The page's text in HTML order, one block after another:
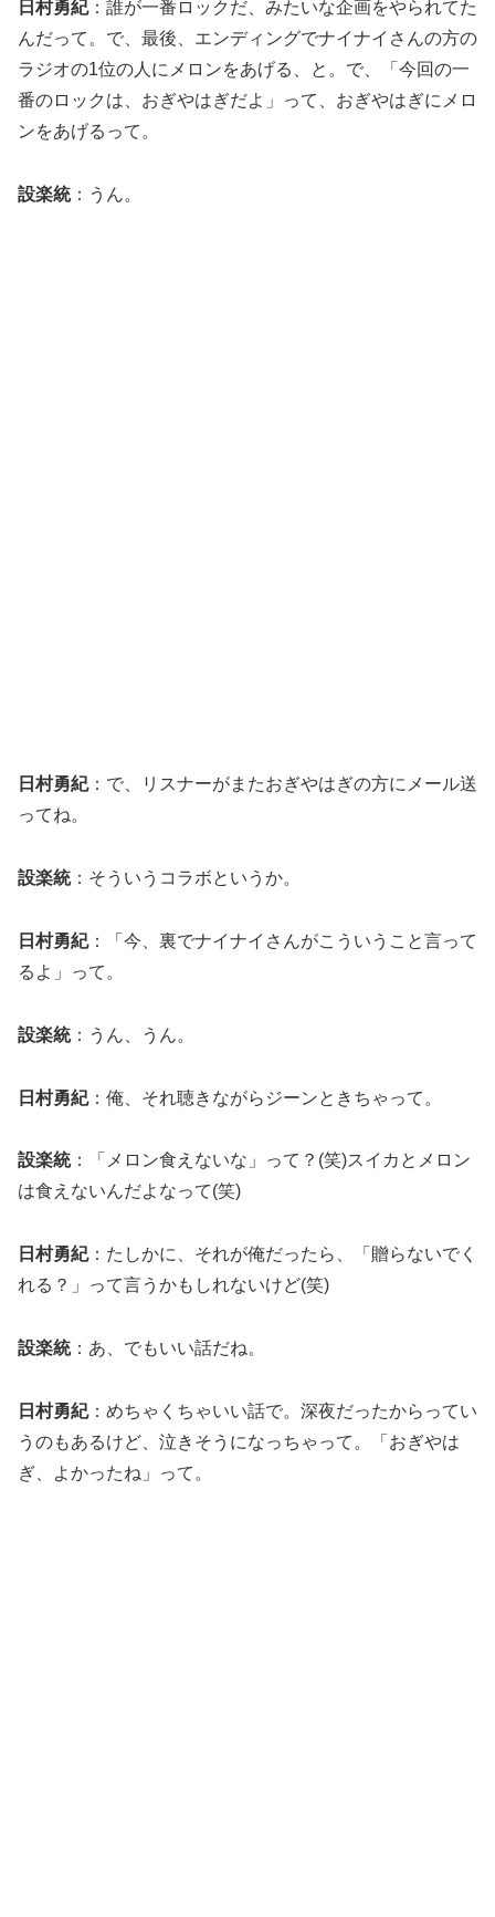
日村勇紀：誰が一番ロックだ、みたいな企画をやられてた
んだって。で、最後、エンディングでナイナイさんの方の
ラジオの1位の人にメロンをあげる、と。で、「今回の一
番のロックは、おぎやはぎだよ」って、おぎやはぎにメロ
ンをあげるって。
設楽統：うん。
日村勇紀：で、リスナーがまたおぎやはぎの方にメール送
ってね。
設楽統：そういうコラボというか。
日村勇紀：「今、裏でナイナイさんがこういうこと言って
るよ」って。
設楽統：うん、うん。
日村勇紀：俺、それ聴きながらジーンときちゃって。
設楽統：「メロン食えないな」って？(笑)スイカとメロン
は食えないんだよなって(笑)
日村勇紀：たしかに、それが俺だったら、「贈らないでく
れる？」って言うかもしれないけど(笑)
設楽統：あ、でもいい話だね。
日村勇紀：めちゃくちゃいい話で。深夜だったからってい
うのもあるけど、泣きそうになっちゃって。「おぎやは
ぎ、よかったね」って。